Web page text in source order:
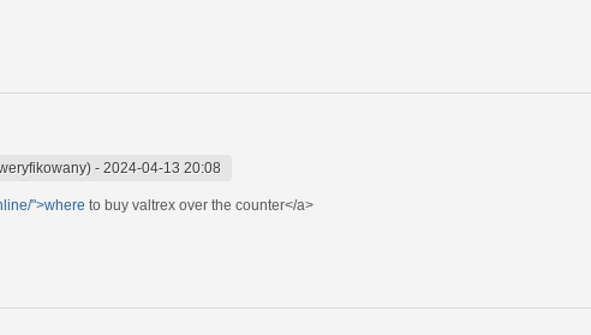
- 2024-04-13 20:08
">where to buy valtrex over the counter</a>